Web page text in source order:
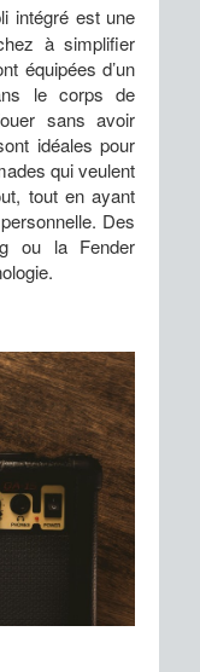
intégré est une
à simplifier
équipées d’un
le corps de
sans avoir
idéales pour
qui veulent
tout en ayant
Des
ou la Fender